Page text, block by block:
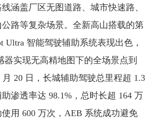
涵盖厂区无图道路、城市快速路、
路等复杂场景。全新高山搭载的第
Ultra 智能驾驶辅助系统表现出色，
器实现无高精地图下的全场景点到
20 日，长城辅助驾驶总里程超 1.3
渗透率达 98.1%，总时长超 164 万
用 600 万次，AEB 系统成功避免